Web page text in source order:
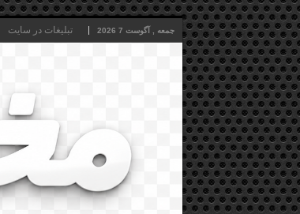
جمعه , آگوست 7 2026 تبلیغات در سایت